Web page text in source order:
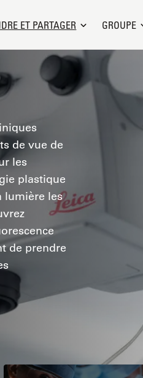
ET PARTAGER GROUPE
de vue de
les
plastique
lumière les
de prendre